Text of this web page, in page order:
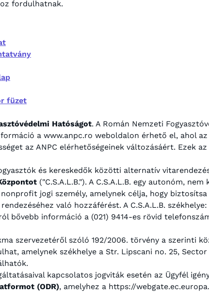
fordulhatnak.
füzet
Hatóságot. A Román Nemzeti
a www.anpc.ro weboldalon érhető el, ahol
az ANPC elérhetőségeinek változásáért. Ezek
és kereskedők közötti alternatív
("C.S.A.L.B."). A C.S.A.L.B. egy autonóm,
jogi személy, amelynek célja, hogy
való hozzáférést. A C.S.A.L.B.
bővebb információ a (021) 9414-es rövid
szervezetéről szóló 192/2006. törvény a szerinti
amelynek székhelye a Str. Lipscani no. 25, Sector
kapcsolatos jogviták esetén az Ügyfél
(ODR), amelyhez a https://